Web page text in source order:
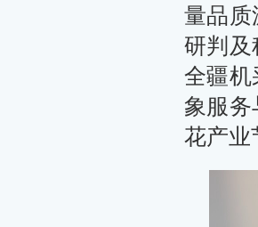
量品质
研判及
全疆机
象服务
花产业